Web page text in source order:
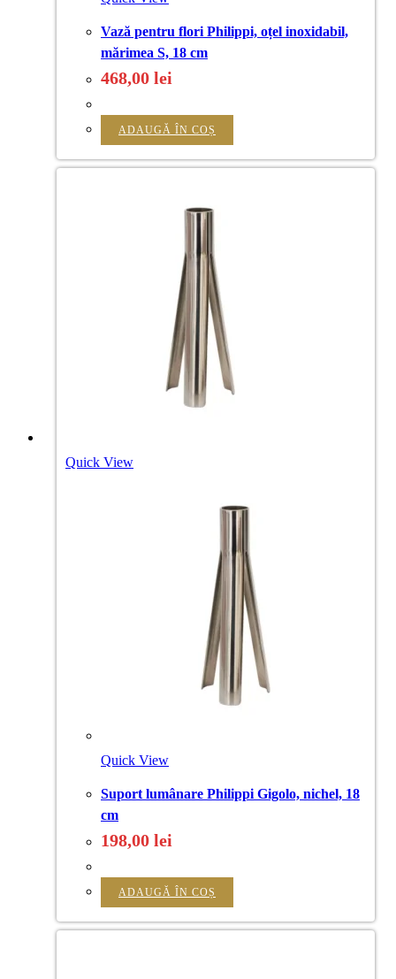
Vază pentru flori Philippi, oțel inoxidabil,
mărimea S, 18 cm
468,00 lei
ADAUGĂ ÎN COȘ
Quick View
Quick View
Suport lumânare Philippi Gigolo, nichel, 18
cm
198,00 lei
ADAUGĂ ÎN COȘ